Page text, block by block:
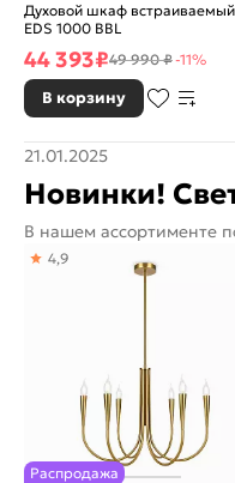
Духовой шкаф встраиваемый
EDS 1000 BBL
44 393₽49 990 ₽-11%
В корзину
21.01.2025
Новинки!
В нашем ассортименте
Распродажа
4,9